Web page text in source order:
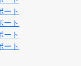
ート
ート
ート
ート